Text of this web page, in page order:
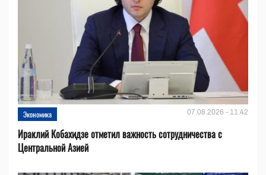
Экономика 07.08.2026 - 11:42
Ираклий Кобахидзе отметил важность сотрудничества с
Центральной Азией